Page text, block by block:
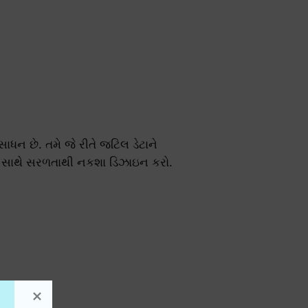
છે. તમે જે રીતે જટિલ ડેટાને
સરળતાથી નકશા ડિઝાઇન કરો.